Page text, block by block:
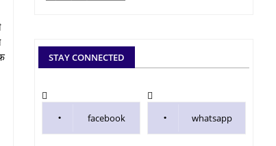
STAY CONNECTED
facebook whatsapp